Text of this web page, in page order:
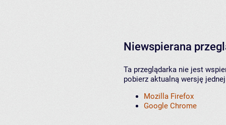
Niewspierana
Ta przeglądarka nie jest
pobierz aktualną wersję
Mozilla Firefox
Google Chrome